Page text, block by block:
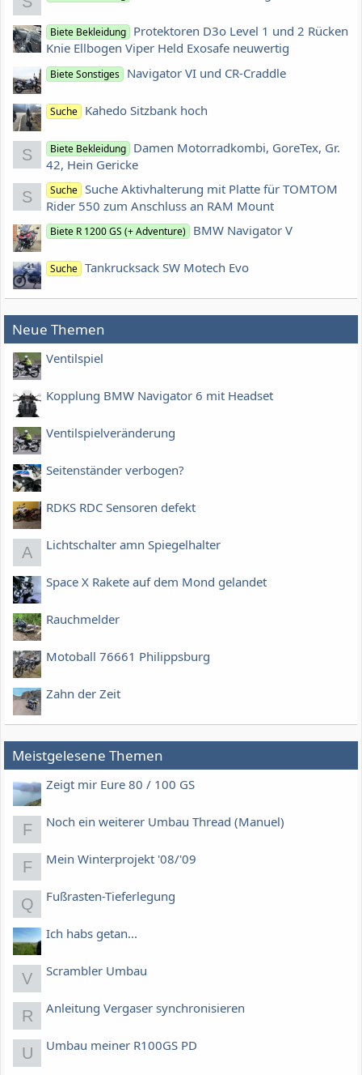
Biete Bekleidung Protektoren D3o Level 1 und 2 Rücken
Knie Ellbogen Viper Held Exosafe neuwertig
Biete Sonstiges Navigator VI und CR-Craddle
Suche Kahedo Sitzbank hoch
S Biete Bekleidung Damen Motorradkombi, GoreTex, Gr.
42, Hein Gericke
S Suche Suche Aktivhalterung mit Platte für TOMTOM
Rider 550 zum Anschluss an RAM Mount
Biete R 1200 GS (+ Adventure) BMW Navigator V
Suche Tankrucksack SW Motech Evo
Neue Themen
Ventilspiel
Kopplung BMW Navigator 6 mit Headset
Ventilspielveränderung
Seitenständer verbogen?
RDKS RDC Sensoren defekt
A Lichtschalter amn Spiegelhalter
Space X Rakete auf dem Mond gelandet
Rauchmelder
Motoball 76661 Philippsburg
Zahn der Zeit
Meistgelesene Themen
Zeigt mir Eure 80 / 100 GS
F Noch ein weiterer Umbau Thread (Manuel)
F Mein Winterprojekt '08/'09
Q Fußrasten-Tieferlegung
Ich habs getan...
V Scrambler Umbau
R Anleitung Vergaser synchronisieren
U Umbau meiner R100GS PD